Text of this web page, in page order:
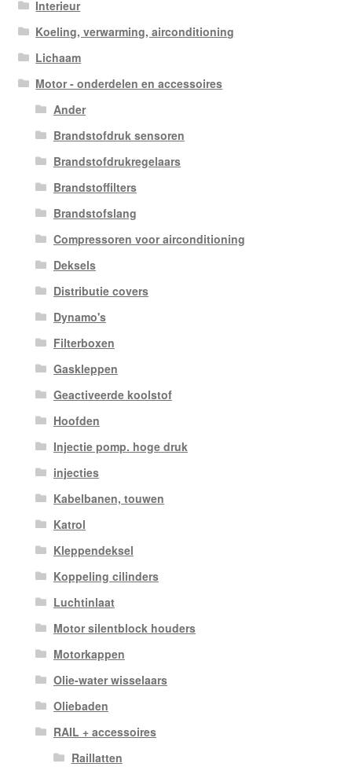
Interieur
Koeling, verwarming, airconditioning
Lichaam
Motor - onderdelen en accessoires
Ander
Brandstofdruk sensoren
Brandstofdrukregelaars
Brandstoffilters
Brandstofslang
Compressoren voor airconditioning
Deksels
Distributie covers
Dynamo's
Filterboxen
Gaskleppen
Geactiveerde koolstof
Hoofden
Injectie pomp. hoge druk
injecties
Kabelbanen, touwen
Katrol
Kleppendeksel
Koppeling cilinders
Luchtinlaat
Motor silentblock houders
Motorkappen
Olie-water wisselaars
Oliebaden
RAIL + accessoires
Raillatten